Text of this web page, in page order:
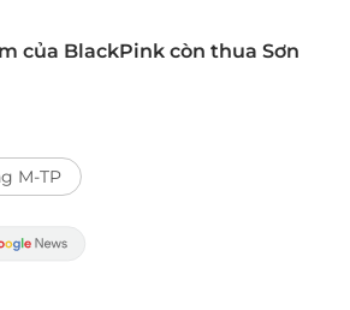
của BlackPink còn thua Sơn
M-TP